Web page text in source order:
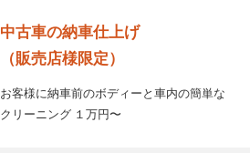
中古車の納車仕上げ
（販売店様限定）
お客様に納車前のボディーと車内の簡単な
クリーニング １万円〜